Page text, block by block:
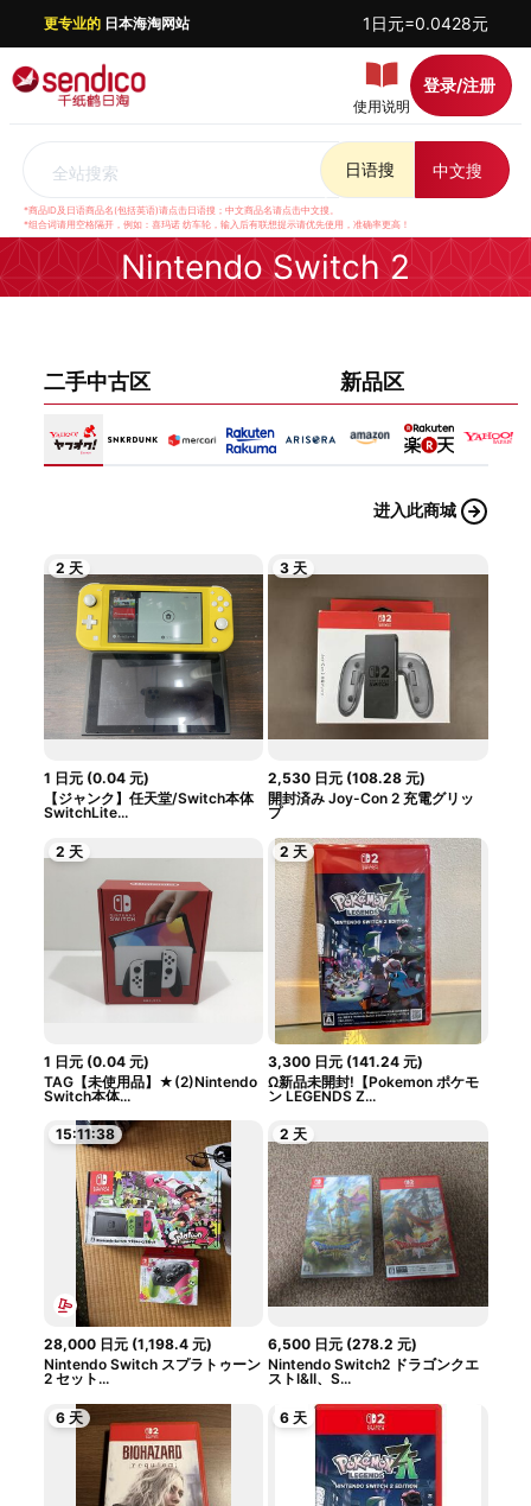
更专业的日本海淘网站 1日元=0.0428元
使用说明
登录/注册
全站搜索 日语搜 中文搜
*商品ID及日语商品名(包括英语)请点击日语搜；中文商品名请点击中文搜。
*组合词请用空格隔开，例如：喜玛诺 纺车轮，输入后有联想提示请优先使用，准确率更高！
Nintendo Switch 2
二手中古区 新品区
进入此商城
2 天
1 日元(0.04 元)
【ジャンク】任天堂/Switch本体
SwitchLite...
3 天
2,530 日元 (108.28 元)
開封済み Joy-Con 2 充電グリッ
プ
2 天
1 日元(0.04 元)
TAG【未使用品】★(2)Nintendo
Switch本体...
2 天
3,300 日元 (141.24 元)
Ω新品未開封!【Pokemon ポケモ
ン LEGENDS Z...
15:11:37
28,000 日元(1,198.4 元)
Nintendo Switch スプラトゥーン
2 セット...
2 天
6,500 日元 (278.2 元)
Nintendo Switch2 ドラゴンクエ
ストI&II、S...
6 天 6 天